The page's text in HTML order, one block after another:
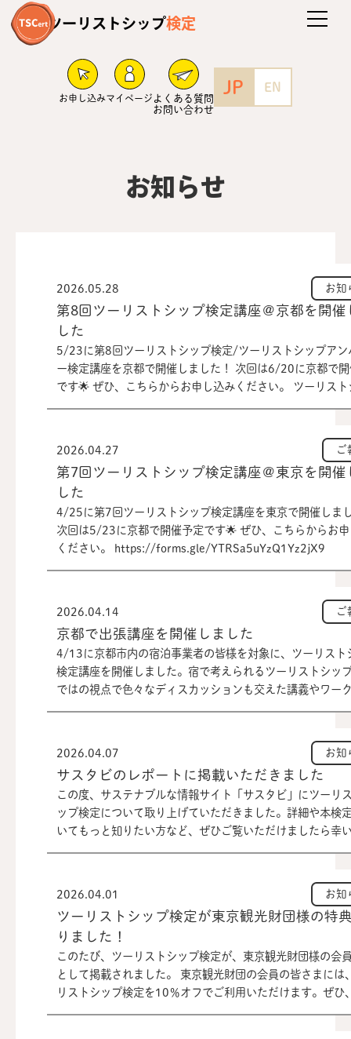
ツーリストシップ検定
お申し込みマイページ よくある質問
お問い合わせ
JP EN
お知らせ
2026.05.28 お知
第8回ツーリストシップ検定講座＠京都を開催
した
5/23に第8回ツーリストシップ検定/ツーリストシップアン
ー検定講座を京都で開催しました！ 次回は6/20に京都で
です🌟 ぜひ、こちらからお申し込みください。 ツーリスト
2026.04.27 ご
第7回ツーリストシップ検定講座＠東京を開催
した
4/25に第7回ツーリストシップ検定講座を東京で開催しま
次回は5/23に京都で開催予定です🌟 ぜひ、こちらからお
ください。 https://forms.gle/YTRSa5uYzQ1Yz2jX9
2026.04.14 ご
京都で出張講座を開催しました
4/13に京都市内の宿泊事業者の皆様を対象に、ツーリスト
検定講座を開催しました。宿で考えられるツーリストシッ
ではの視点で色々なディスカッションも交えた講義やワー
ますので、ぜひご参加いただけましたら嬉しく思います！
2026.04.07 お知
サスタビのレポートに掲載いただきました
この度、サステナブルな情報サイト「サスタビ」にツーリ
ップ検定について取り上げていただきました。詳細や本検
いてもっと知りたい方など、ぜひご覧いただけましたら幸
2026.04.01 お知
ツーリストシップ検定が東京観光財団様の特
りました！
このたび、ツーリストシップ検定が、東京観光財団様の会
として掲載されました。 東京観光財団の会員の皆さまには
リストシップ検定を10％オフでご利用いただけます。ぜひ